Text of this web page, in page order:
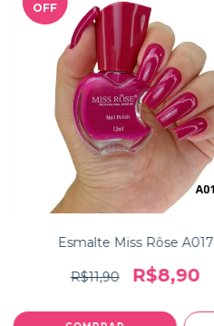
OFF
Esmalte Miss Rôse A017
R$11,90 R$8,90